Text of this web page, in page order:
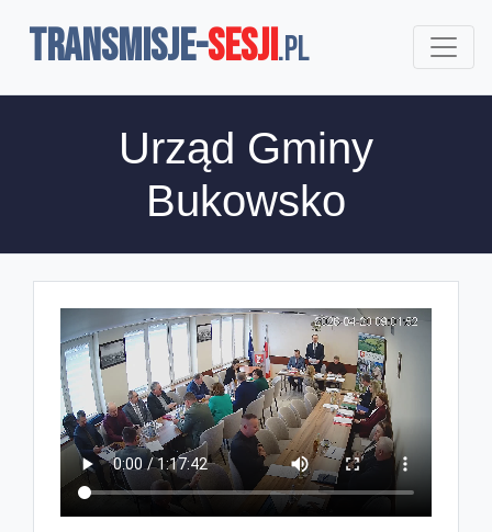
TRANSMISJE-SESJI.pl
Urząd Gminy
Bukowsko